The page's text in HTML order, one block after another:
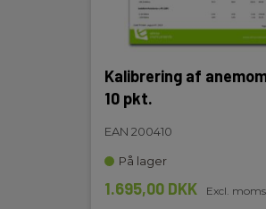
Målemetode:
Instrumenter:
inkl./ eksl.:
Kalibrering af
10 pkt.
EAN 200410
På lager
1.695,00 DKK Excl. moms